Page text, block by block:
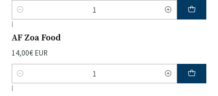
Quantidade
|
AF Zoa Food
14,00€ EUR
Quantidade
|